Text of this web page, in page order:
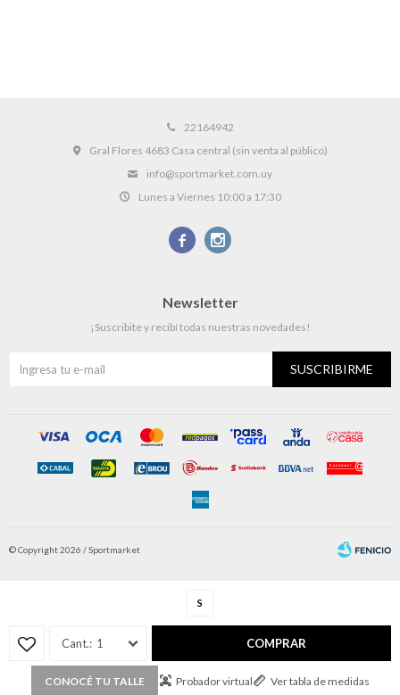
S
1 COMPRAR
CONOCÉ TU TALLE Probador virtual Ver tabla de medidas
22164942
Gral Flores 4683 Casa central (sin venta al público)
info@sportmarket.com.uy
Lunes a Viernes 10:00 a 17:30
 
Newsletter
¡Suscribite y recibí todas nuestras novedades!
SUSCRIBIRME
© Copyright 2026 / Sportmarket